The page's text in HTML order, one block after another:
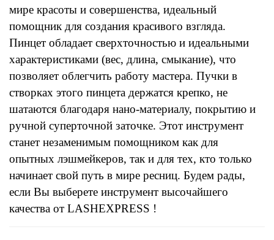
мире красоты и совершенства, идеальный
помощник для создания красивого взгляда.
Пинцет обладает сверхточностью и идеальными
характеристиками (вес, длина, смыкание), что
позволяет облегчить работу мастера. Пучки в
створках этого пинцета держатся крепко, не
шатаются благодаря нано-материалу, покрытию и
ручной суперточной заточке. Этот инструмент
станет незаменимым помощником как для
опытных лэшмейкеров, так и для тех, кто только
начинает свой путь в мире ресниц. Будем рады,
если Вы выберете инструмент высочайшего
качества от LASHEXPRESS !